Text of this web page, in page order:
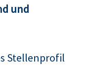
und
Stellenprofil